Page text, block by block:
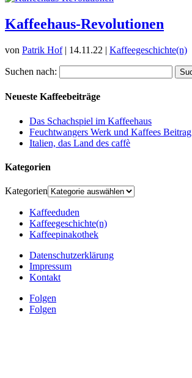
Kaffeehaus-Revolutionen
von Patrik Hof| 14.11.22 | Kaffeegeschichte(n)
Suchen nach:
Neueste Kaffeebeiträge
Das Schachspiel im Kaffeehaus
Feuchtwangers Werk und Kaffees Beitrag
Italien, das Land des caffè
Kategorien
Kategorien
Kaffeeduden
Kaffeegeschichte(n)
Kaffeepinakothek
Datenschutzerklärung
Impressum
Kontakt
Folgen
Folgen